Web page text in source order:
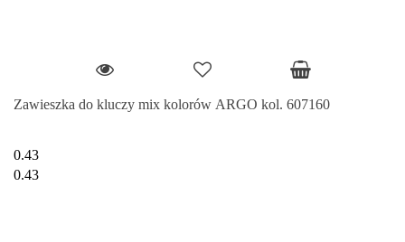
Zawieszka do kluczy mix kolorów ARGO kol. 607160
0.43
0.43